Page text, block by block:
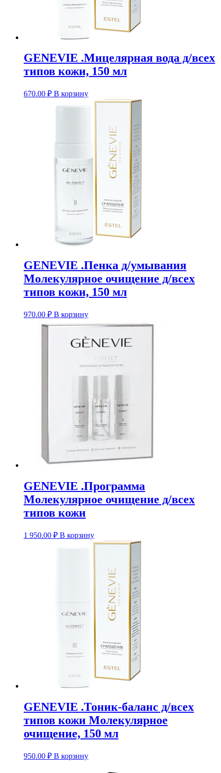
GENEVIE .Мицелярная вода д/всех
типов кожи, 150 мл
670.00 ₽ В корзину
GENEVIE .Пенка д/умывания
Молекулярное очищение д/всех
типов кожи, 150 мл
970.00 ₽ В корзину
GENEVIE .Программа
Молекулярное очищение д/всех
типов кожи
1 950.00 ₽ В корзину
GENEVIE .Тоник-баланс д/всех
типов кожи Молекулярное
очищение, 150 мл
950.00 ₽ В корзину